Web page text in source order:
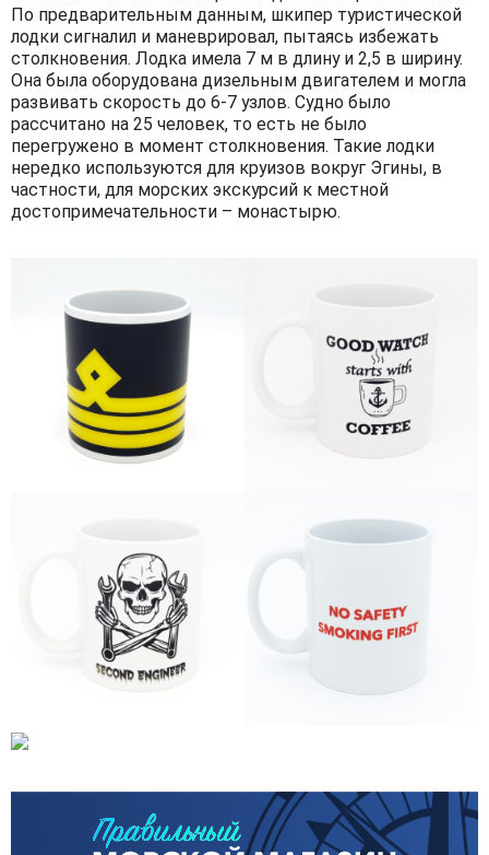
По предварительным данным, шкипер туристической
лодки сигналил и маневрировал, пытаясь избежать
столкновения. Лодка имела 7 м в длину и 2,5 в ширину.
Она была оборудована дизельным двигателем и могла
развивать скорость до 6-7 узлов. Судно было
рассчитано на 25 человек, то есть не было
перегружено в момент столкновения. Такие лодки
нередко используются для круизов вокруг Эгины, в
частности, для морских экскурсий к местной
достопримечательности – монастырю.